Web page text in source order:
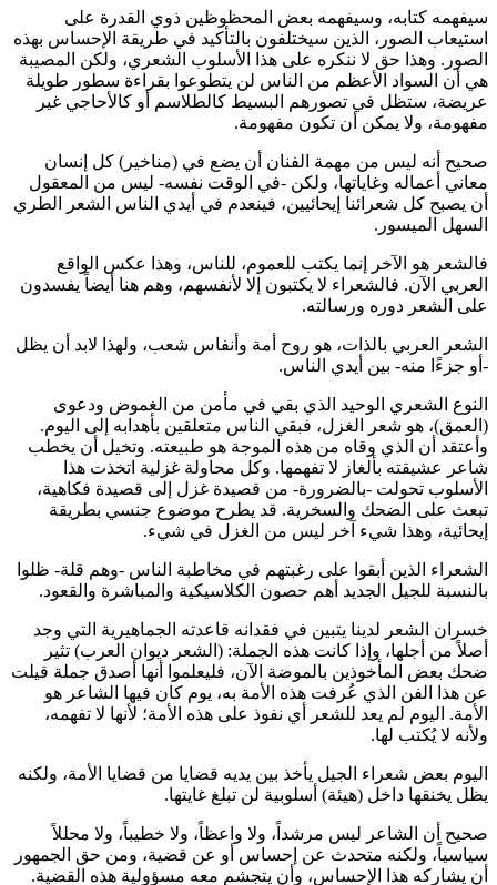
سيفهمه كتابه، وسيفهمه بعض المحظوظين ذوي القدرة على
استيعاب الصور، الذين سيختلفون بالتأكيد في طريقة الإحساس بهذه
الصور. وهذا حق لا ننكره على هذا الأسلوب الشعري، ولكن المصيبة
هي أن السواد الأعظم من الناس لن يتطوعوا بقراءة سطور طويلة
عريضة، ستظل في تصورهم البسيط كالطلاسم أو كالأحاجي غير
مفهومة، ولا يمكن أن تكون مفهومة.
صحيح أنه ليس من مهمة الفنان أن يضع في (مناخير) كل إنسان
معاني أعماله وغاياتها، ولكن -في الوقت نفسه- ليس من المعقول
أن يصبح كل شعرائنا إيحائيين، فينعدم في أيدي الناس الشعر الطري
السهل الميسور.
فالشعر هو الآخر إنما يكتب للعموم، للناس، وهذا عكس الواقع
العربي الآن. فالشعراء لا يكتبون إلا لأنفسهم، وهم هنا أيضاً يفسدون
على الشعر دوره ورسالته.
الشعر العربي بالذات، هو روح أمة وأنفاس شعب، ولهذا لابد أن يظل
-أو جزءًا منه- بين أيدي الناس.
النوع الشعري الوحيد الذي بقي في مأمن من الغموض ودعوى
(العمق)، هو شعر الغزل، فبقي الناس متعلقين بأهدابه إلى اليوم.
وأعتقد أن الذي وقاه من هذه الموجة هو طبيعته. وتخيل أن يخطب
شاعر عشيقته بألغاز لا تفهمها. وكل محاولة غزلية اتخذت هذا
الأسلوب تحولت -بالضرورة- من قصيدة غزل إلى قصيدة فكاهية،
تبعث على الضحك والسخرية. قد يطرح موضوع جنسي بطريقة
إيحائية، وهذا شيء آخر ليس من الغزل في شيء.
الشعراء الذين أبقوا على رغبتهم في مخاطبة الناس -وهم قلة- ظلوا
بالنسبة للجيل الجديد أهم حصون الكلاسيكية والمباشرة والقعود.
خسران الشعر لدينا يتبين في فقدانه قاعدته الجماهيرية التي وجد
أصلاً من أجلها، وإذا كانت هذه الجملة: (الشعر ديوان العرب) تثير
ضحك بعض المأخوذين بالموضة الآن، فليعلموا أنها أصدق جملة قيلت
عن هذا الفن الذي عُرفت هذه الأمة به، يوم كان فيها الشاعر هو
الأمة. اليوم لم يعد للشعر أي نفوذ على هذه الأمة؛ لأنها لا تفهمه،
ولأنه لا يُكتب لها.
اليوم بعض شعراء الجيل يأخذ بين يديه قضايا من قضايا الأمة، ولكنه
يظل يخنقها داخل (هيئة) أسلوبية لن تبلغ غايتها.
صحيح أن الشاعر ليس مرشداً، ولا واعظاً، ولا خطيباً، ولا محللاً
سياسياً، ولكنه متحدث عن إحساس أو عن قضية، ومن حق الجمهور
أن يشاركه هذا الإحساس، وأن يتجشم معه مسؤولية هذه القضية.